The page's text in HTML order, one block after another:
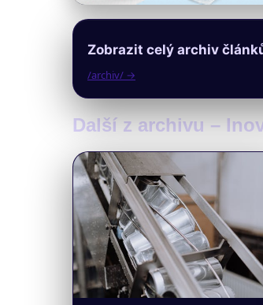
Zobrazit celý archiv
/archiv/ →
Další z archivu –